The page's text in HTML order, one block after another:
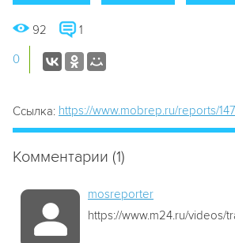
92 1
0
Ссылка: https://www.mobrep.ru/reports/
Комментарии (1)
mosreporter
https://www.m24.ru/